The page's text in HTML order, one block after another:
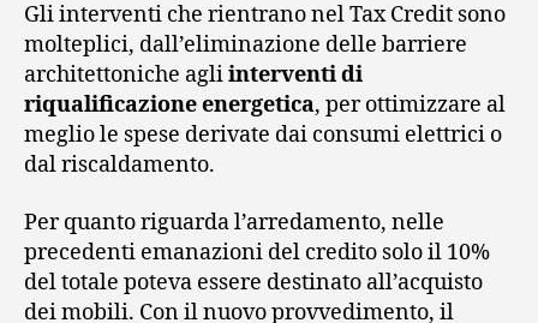
Gli interventi che rientrano nel Tax Credit sono
molteplici, dall’eliminazione delle barriere
architettoniche agliinterventi di
riqualificazione energetica, per ottimizzare al
meglio le spese derivate dai consumi elettrici o
dal riscaldamento.
Per quanto riguarda l’arredamento, nelle
precedenti emanazioni del credito solo il 10%
del totale poteva essere destinato all’acquisto
dei mobili. Con il nuovo provvedimento, il